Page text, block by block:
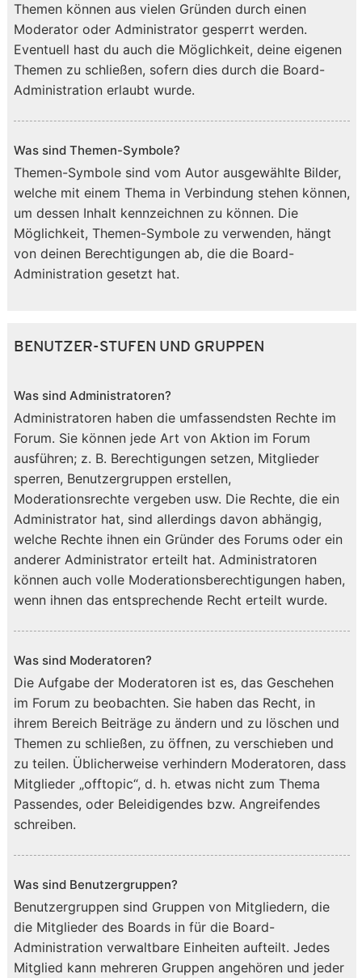
Themen können aus vielen Gründen durch einen
Moderator oder Administrator gesperrt werden.
Eventuell hast du auch die Möglichkeit, deine eigenen
Themen zu schließen, sofern dies durch die Board-
Administration erlaubt wurde.
Was sind Themen-Symbole?
Themen-Symbole sind vom Autor ausgewählte Bilder,
welche mit einem Thema in Verbindung stehen können,
um dessen Inhalt kennzeichnen zu können. Die
Möglichkeit, Themen-Symbole zu verwenden, hängt
von deinen Berechtigungen ab, die die Board-
Administration gesetzt hat.
BENUTZER-STUFEN UND GRUPPEN
Was sind Administratoren?
Administratoren haben die umfassendsten Rechte im
Forum. Sie können jede Art von Aktion im Forum
ausführen; z. B. Berechtigungen setzen, Mitglieder
sperren, Benutzergruppen erstellen,
Moderationsrechte vergeben usw. Die Rechte, die ein
Administrator hat, sind allerdings davon abhängig,
welche Rechte ihnen ein Gründer des Forums oder ein
anderer Administrator erteilt hat. Administratoren
können auch volle Moderationsberechtigungen haben,
wenn ihnen das entsprechende Recht erteilt wurde.
Was sind Moderatoren?
Die Aufgabe der Moderatoren ist es, das Geschehen
im Forum zu beobachten. Sie haben das Recht, in
ihrem Bereich Beiträge zu ändern und zu löschen und
Themen zu schließen, zu öffnen, zu verschieben und
zu teilen. Üblicherweise verhindern Moderatoren, dass
Mitglieder „offtopic“, d. h. etwas nicht zum Thema
Passendes, oder Beleidigendes bzw. Angreifendes
schreiben.
Was sind Benutzergruppen?
Benutzergruppen sind Gruppen von Mitgliedern, die
die Mitglieder des Boards in für die Board-
Administration verwaltbare Einheiten aufteilt. Jedes
Mitglied kann mehreren Gruppen angehören und jeder